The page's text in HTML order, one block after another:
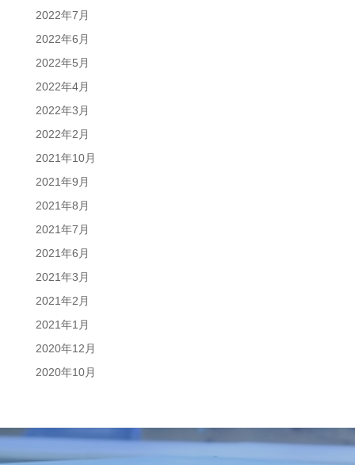
2022年7月
2022年6月
2022年5月
2022年4月
2022年3月
2022年2月
2021年10月
2021年9月
2021年8月
2021年7月
2021年6月
2021年3月
2021年2月
2021年1月
2020年12月
2020年10月